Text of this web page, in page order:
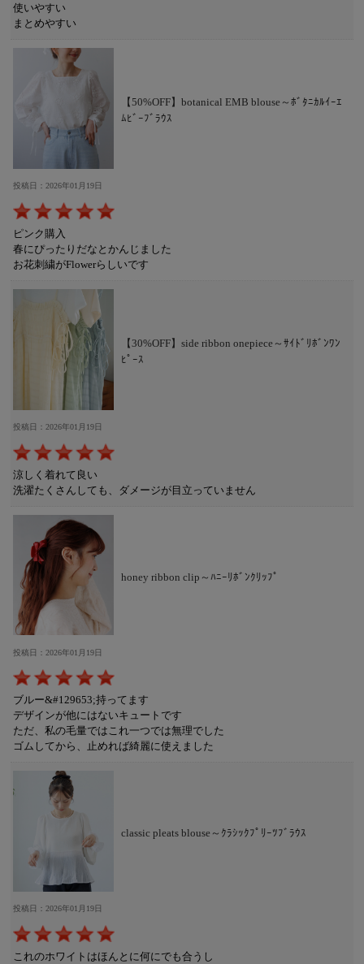
使いやすい
まとめやすい
【50%OFF】botanical EMB blouse～ﾎﾞﾀﾆｶﾙｲｰｴ
ﾑﾋﾞｰﾌﾞﾗｳｽ
投稿日：2026年01月19日
ピンク購入
春にぴったりだなとかんじました
お花刺繍がFlowerらしいです
【30%OFF】side ribbon onepiece～ｻｲﾄﾞﾘﾎﾞﾝﾜﾝ
ﾋﾟｰｽ
投稿日：2026年01月19日
涼しく着れて良い
洗濯たくさんしても、ダメージが目立っていません
honey ribbon clip～ﾊﾆｰﾘﾎﾞﾝｸﾘｯﾌﾟ
投稿日：2026年01月19日
ブルー&#129653;持ってます
デザインが他にはないキュートです
ただ、私の毛量ではこれ一つでは無理でした
ゴムしてから、止めれば綺麗に使えました
classic pleats blouse～ｸﾗｼｯｸﾌﾟﾘｰﾂﾌﾞﾗｳｽ
投稿日：2026年01月19日
これのホワイトはほんとに何にでも合うし